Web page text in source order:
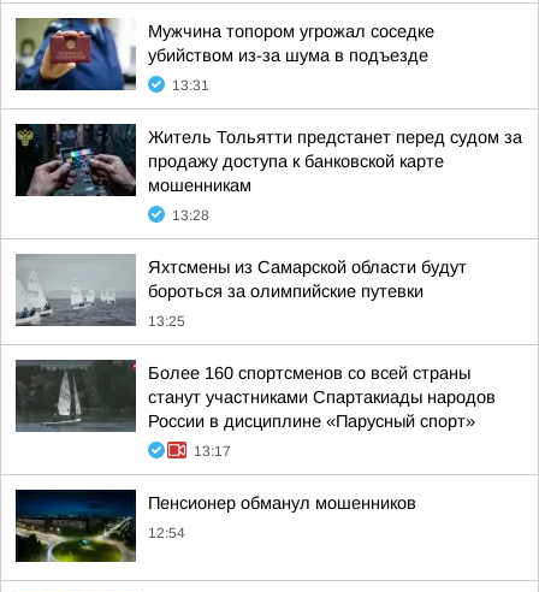
Мужчина топором угрожал соседке
убийством из-за шума в подъезде
13:31
Житель Тольятти предстанет перед судом за
продажу доступа к банковской карте
мошенникам
13:28
Яхтсмены из Самарской области будут
бороться за олимпийские путевки
13:25
Более 160 спортсменов со всей страны
станут участниками Спартакиады народов
России в дисциплине «Парусный спорт»
13:17
Пенсионер обманул мошенников
12:54